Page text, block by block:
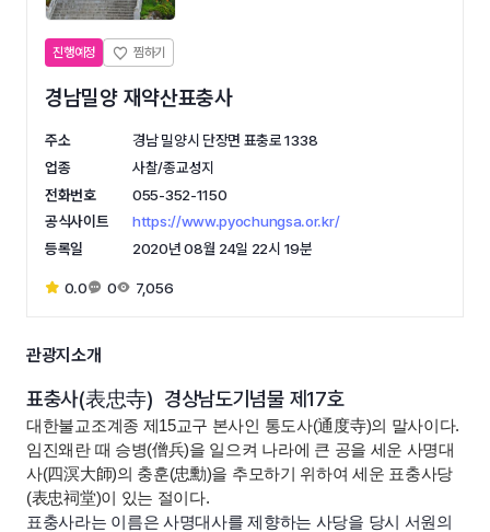
진행예정
경남밀양 재약산표충사
주소
경남 밀양시 단장면 표충로 1338
업종
사찰/종교성지
전화번호
055-352-1150
공식사이트
https://www.pyochungsa.or.kr/
등록일
2020년 08월 24일 22시 19분
0.0 0 7,056
관광지소개
표충사(表忠寺) 경상남도기념물 제17호
대한불교조계종 제15교구 본사인 통도사(通度寺)의 말사이다.
임진왜란 때 승병(僧兵)을 일으켜 나라에 큰 공을 세운 사명대
사(四溟大師)의 충훈(忠勳)을 추모하기 위하여 세운 표충사당
(表忠祠堂)이 있는 절이다.
표충사라는 이름은 사명대사를 제향하는 사당을 당시 서원의